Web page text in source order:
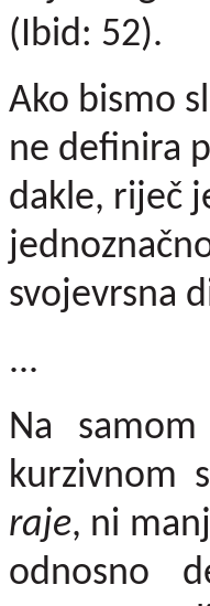
(Ibid: 52).
Ako bismo
ne definira
dakle, riječ
svojevrsna
...
Na
kurzivnom
raje, ni
odnosno